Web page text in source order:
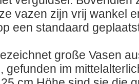
vazen zijn vrij wankel
een standaard
große Vasen
gefunden im